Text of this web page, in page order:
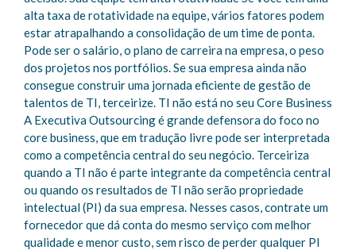
alta taxa de rotatividade na equipe, vários fatores podem
estar atrapalhando a consolidação de um time de ponta.
Pode ser o salário, o plano de carreira na empresa, o peso
dos projetos nos portfólios. Se sua empresa ainda não
consegue construir uma jornada eficiente de gestão de
talentos de TI, terceirize. TI não está no seu Core Business
A Executiva Outsourcing é grande defensora do foco no
core business, que em tradução livre pode ser interpretada
como a competência central do seu negócio. Terceiriza
quando a TI não é parte integrante da competência central
ou quando os resultados de TI não serão propriedade
intelectual (PI) da sua empresa. Nesses casos, contrate um
fornecedor que dá conta do mesmo serviço com melhor
qualidade e menor custo, sem risco de perder qualquer PI